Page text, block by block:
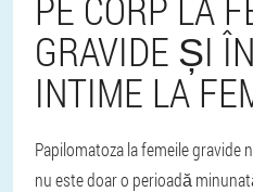
GRAVIDE ȘI
INTIME LA
Papilomatoza la femeile gravide
nu este doar o perioadă